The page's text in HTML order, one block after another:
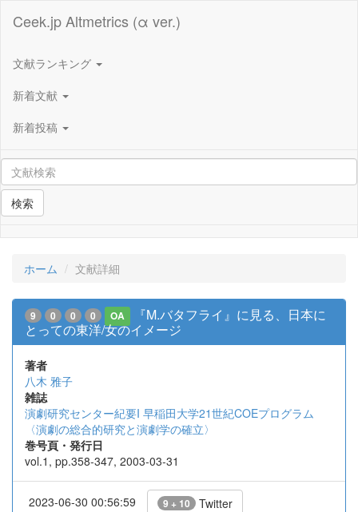
Ceek.jp Altmetrics (α ver.)
文献ランキング
新着文献
新着投稿
検索
ホーム 文献詳細
9 0 0 0 OA
『M.バタフライ』に見る、日本に
とっての東洋/女のイメージ
著者
八木 雅子
雑誌
演劇研究センター紀要I 早稲田大学21世紀COEプログラム
〈演劇の総合的研究と演劇学の確立〉
巻号頁・発行日
vol.1, pp.358-347, 2003-03-31
2023-06-30 00:56:59 9 + 10 Twitter